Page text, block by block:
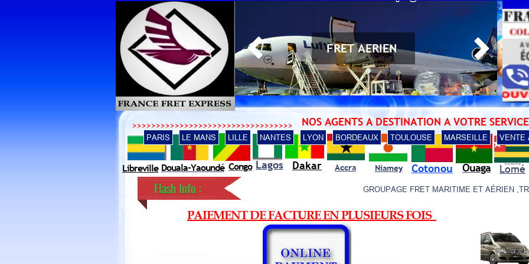
PARIS LE MANS LILLE NANTES LYON BORDEAUX TOULOUSE MARSEILLE VENTE
FRET AERIEN DEVIS GRATUIT
 
NOS AGENTS A DESTINATION A VOTRE SERVICE
>>>>>>>>>>>>>>>>>>>>>>>>>>>>>>>>>>
Lagos Dakar
Congo Ouaga
Cotonou
Accra
Douala-Yaoundé
Libreville Niamey Lomé
Flash Info : GROUPAGE FRET MARITIME ET AÉRIEN
PAIEMENT DE FACTURE EN PLUSIEURS FOIS